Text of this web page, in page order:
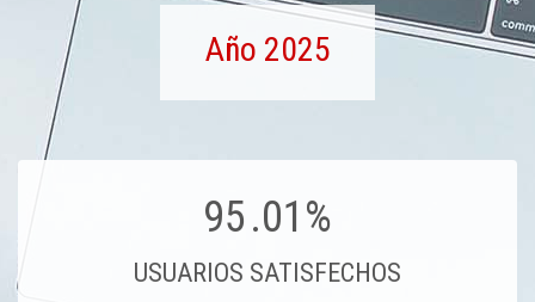
Año 2025
95.01%
USUARIOS SATISFECHOS